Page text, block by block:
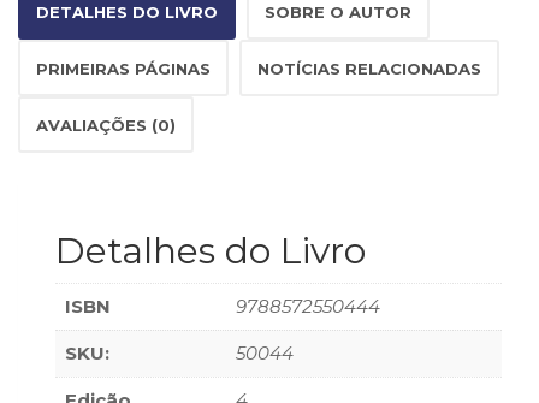
Psicoterapia
(799)
Publicidade,
e
Rádio
(8)
Relações
Públicas
e
Comunicação
DETALHES DO LIVRO SOBRE O AUTOR
PRIMEIRAS PÁGINAS NOTÍCIAS RELACIONADAS
AVALIAÇÕES (0)
Detalhes do Livro
ISBN 9788572550444
SKU: 50044